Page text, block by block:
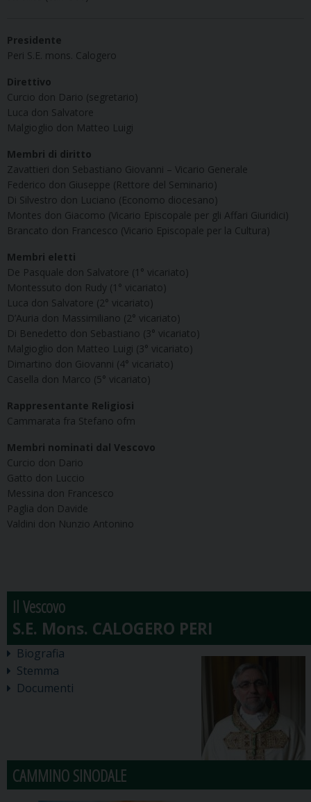
Presidente
Peri S.E. mons. Calogero
Direttivo
Curcio don Dario (segretario)
Luca don Salvatore
Malgioglio don Matteo Luigi
Membri di diritto
Zavattieri don Sebastiano Giovanni – Vicario Generale
Federico don Giuseppe (Rettore del Seminario)
Di Silvestro don Luciano (Economo diocesano)
Montes don Giacomo (Vicario Episcopale per gli Affari Giuridici)
Brancato don Francesco (Vicario Episcopale per la Cultura)
Membri eletti
De Pasquale don Salvatore (1° vicariato)
Montessuto don Rudy (1° vicariato)
Luca don Salvatore (2° vicariato)
D’Auria don Massimiliano (2° vicariato)
Di Benedetto don Sebastiano (3° vicariato)
Malgioglio don Matteo Luigi (3° vicariato)
Dimartino don Giovanni (4° vicariato)
Casella don Marco (5° vicariato)
Rappresentante Religiosi
Cammarata fra Stefano ofm
Membri nominati dal Vescovo
Curcio don Dario
Gatto don Luccio
Messina don Francesco
Paglia don Davide
Valdini don Nunzio Antonino
Il Vescovo
Biografia
Stemma
Documenti
CAMMINO SINODALE